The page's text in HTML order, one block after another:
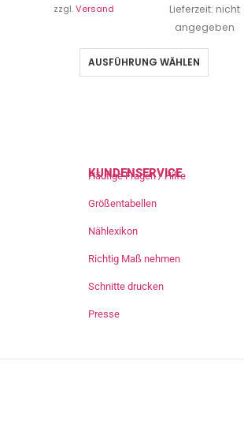
zzgl.Versand
Lieferzeit: nicht
angegeben
AUSFÜHRUNG WÄHLEN
KUNDENSERVICE
Häufige Fragen / Hilfe
Größentabellen
Nählexikon
Richtig Maß nehmen
Schnitte drucken
Presse